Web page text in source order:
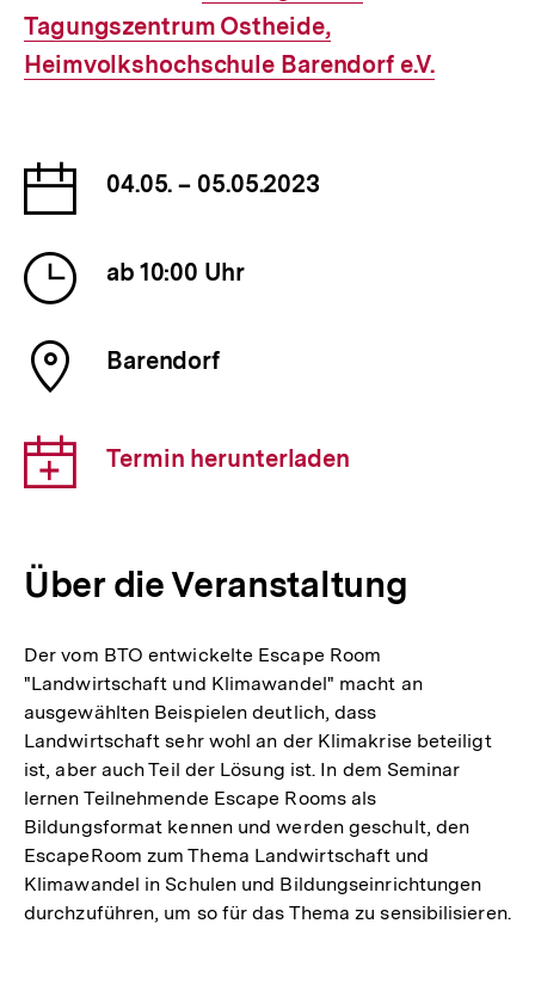
Link:
Tagungszentrum Ostheide,
Heimvolkshochschule Barendorf e.V.
Datum
der
Veranstaltung
04.05. – 05.05.2023
Uhrzeit
der
Veranstaltung
ab 10:00 Uhr
Ort
der
Barendorf
Download-
Link:
Termin herunterladen
Über die Veranstaltung
Der vom BTO entwickelte Escape Room
"Landwirtschaft und Klimawandel" macht an
ausgewählten Beispielen deutlich, dass
Landwirtschaft sehr wohl an der Klimakrise beteiligt
ist, aber auch Teil der Lösung ist. In dem Seminar
lernen Teilnehmende Escape Rooms als
Bildungsformat kennen und werden geschult, den
EscapeRoom zum Thema Landwirtschaft und
Klimawandel in Schulen und Bildungseinrichtungen
durchzuführen, um so für das Thema zu sensibilisieren.